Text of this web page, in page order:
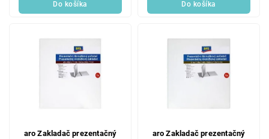
Do košíka Do košíka
aro Zakladač prezentačný
aro Zakladač prezentačný